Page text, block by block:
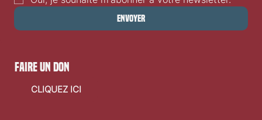
Envoyer
faire un don
CLIQUEZ ICI